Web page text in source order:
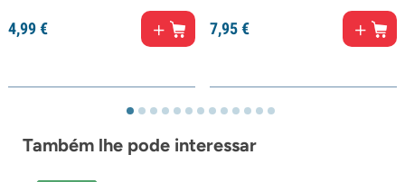
4,99€ 7,95€
Também lhe pode interessar